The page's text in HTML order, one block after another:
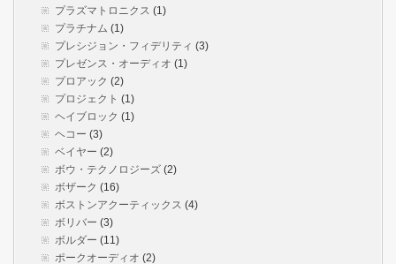
プラズマトロニクス (1)
プラチナム (1)
プレシジョン・フィデリティ (3)
プレゼンス・オーディオ (1)
プロアック (2)
プロジェクト (1)
ヘイブロック (1)
ヘコー (3)
ベイヤー (2)
ボウ・テクノロジーズ (2)
ボザーク (16)
ボストンアクーティックス (4)
ボリバー (3)
ボルダー (11)
ポークオーディオ (2)